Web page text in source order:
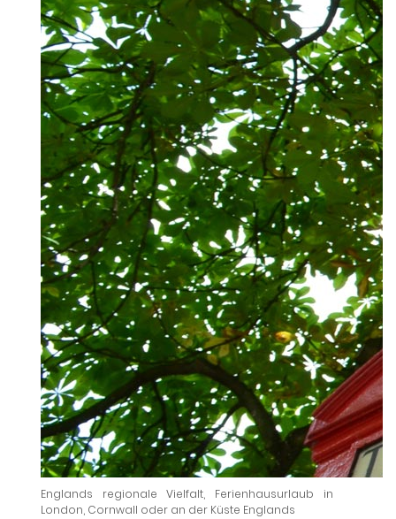
Englands regionale Vielfalt, Ferienhausurlaub in
London, Cornwall oder an der Küste Englands